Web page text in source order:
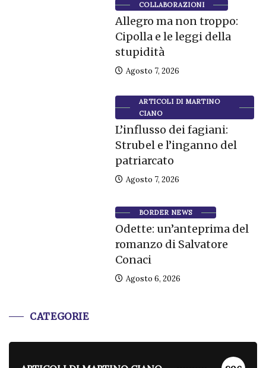
COLLABORAZIONI
Allegro ma non troppo:
Cipolla e le leggi della
stupidità
Agosto 7, 2026
ARTICOLI DI MARTINO
CIANO
L’influsso dei fagiani:
Strubel e l’inganno del
patriarcato
Agosto 7, 2026
BORDER NEWS
Odette: un’anteprima del
romanzo di Salvatore
Conaci
Agosto 6, 2026
CATEGORIE